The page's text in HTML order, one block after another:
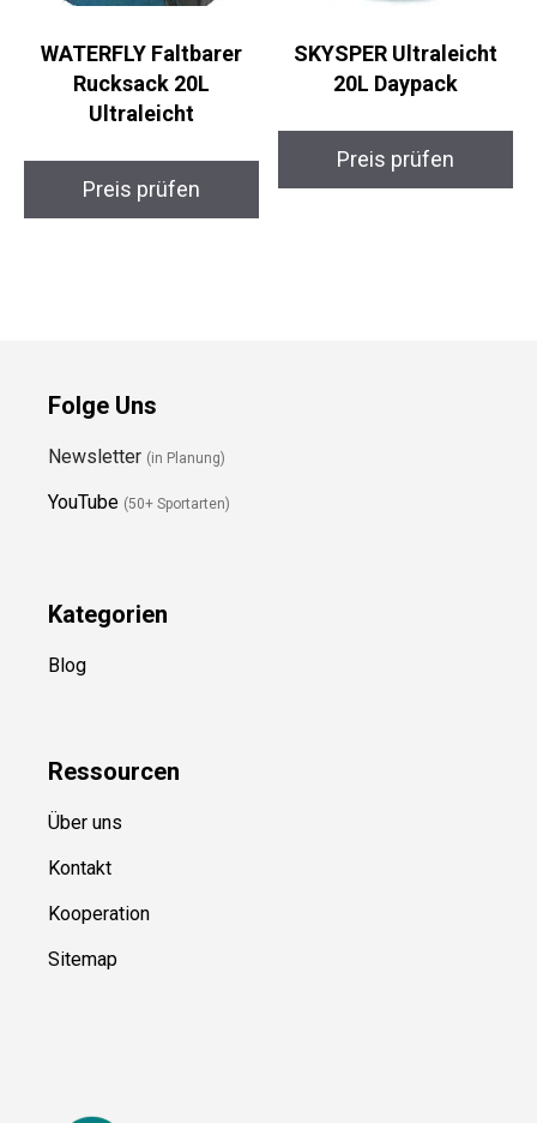
WATERFLY Faltbarer
Rucksack 20L
Preis prüfen
SKYSPER Ultraleicht
Preis prüfen
Newsletter
Ressource
Über uns
Kontakt
Kooperation